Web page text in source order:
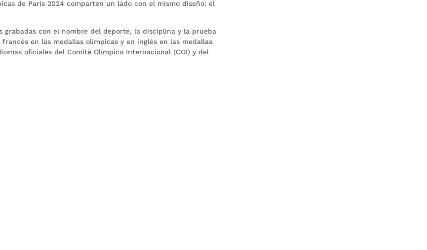
de París 2024 comparten un lado con el mismo diseño: el
grabadas con el nombre del deporte, la disciplina y la prueba
en las medallas olímpicas y en inglés en las medallas
oficiales del Comité Olímpico Internacional (COI) y del